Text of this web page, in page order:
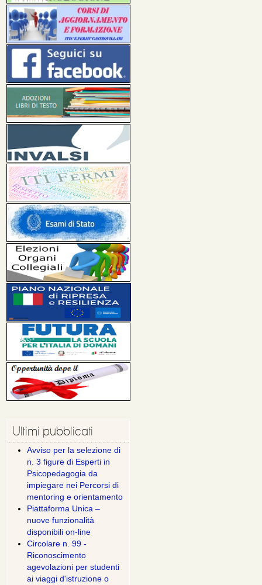
Ultimi pubblicati
Avviso per la selezione di
n. 3 figure di Esperti in
Psicopedagogia da
impiegare nei Percorsi di
mentoring e orientamento
Piattaforma Unica –
nuove funzionalità
disponibili on-line
Circolare n. 99 -
Riconoscimento
agevolazioni per studenti
ai viaggi d'istruzione o